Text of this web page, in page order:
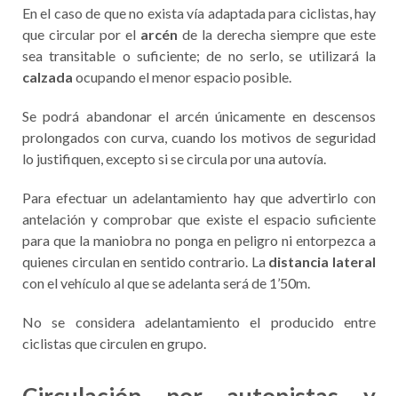
En el caso de que no exista vía adaptada para ciclistas, hay
que circular por el arcén de la derecha siempre que este
sea transitable o suficiente; de no serlo, se utilizará la
calzada ocupando el menor espacio posible.
Se podrá abandonar el arcén únicamente en descensos
prolongados con curva, cuando los motivos de seguridad
lo justifiquen, excepto si se circula por una autovía.
Para efectuar un adelantamiento hay que advertirlo con
antelación y comprobar que existe el espacio suficiente
para que la maniobra no ponga en peligro ni entorpezca a
quienes circulan en sentido contrario. La distancia lateral
con el vehículo al que se adelanta será de 1’50m.
No se considera adelantamiento el producido entre
ciclistas que circulen en grupo.